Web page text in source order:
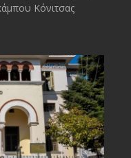
Κόνιτσας